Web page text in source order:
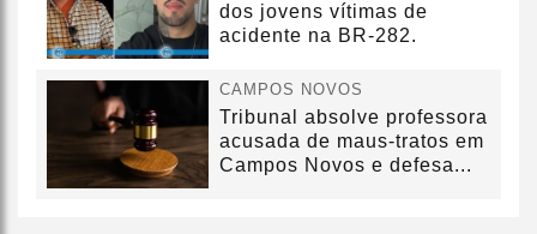
dos jovens vítimas de
acidente na BR-282.
CAMPOS NOVOS
Tribunal absolve professora
acusada de maus-tratos em
Campos Novos e defesa...